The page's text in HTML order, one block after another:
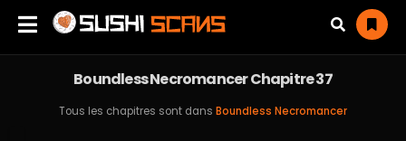
Boundless Necromancer Chapitre 37
Tous les chapitres sont dans Boundless Necromancer